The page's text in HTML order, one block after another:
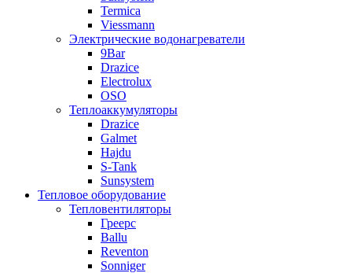
Termica
Viessmann
Электрические водонагреватели
9Bar
Drazice
Electrolux
OSO
Теплоаккумуляторы
Drazice
Galmet
Hajdu
S-Tank
Sunsystem
Тепловое оборудование
Тепловентиляторы
Греерс
Ballu
Reventon
Sonniger